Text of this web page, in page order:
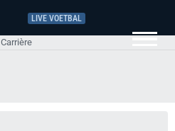
LIVE VOETBAL
Carrière